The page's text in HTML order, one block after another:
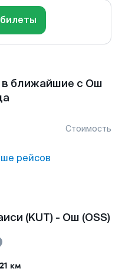
в ближайшие с Ош
Стоимость
рейсов
(KUT) - Ош (OSS)
км